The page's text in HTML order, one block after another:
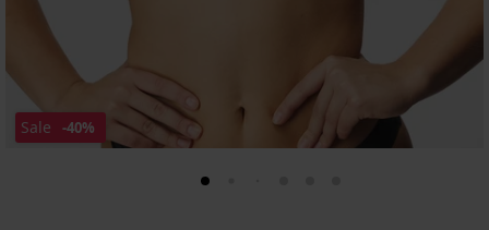
Sale -40%